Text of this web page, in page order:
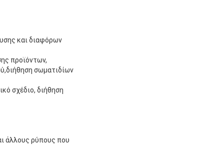
και διαφόρων
προϊόντων,
σωματιδίων
σχέδιο, διήθηση
άλλους ρύπους που